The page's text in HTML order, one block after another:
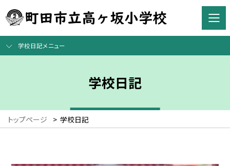
学校日記メニュー
学校日記
トップページ > 学校日記